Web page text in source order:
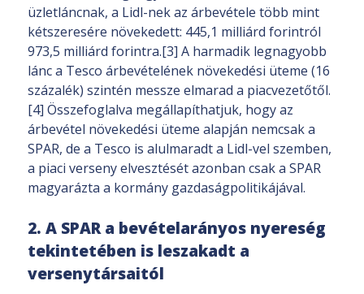
üzletláncnak, a Lidl-nek az árbevétele több mint
kétszeresére növekedett: 445,1 milliárd forintról
973,5 milliárd forintra.[3] A harmadik legnagyobb
lánc a Tesco árbevételének növekedési üteme (16
százalék) szintén messze elmarad a piacvezetőtől.
[4] Összefoglalva megállapíthatjuk, hogy az
árbevétel növekedési üteme alapján nemcsak a
SPAR, de a Tesco is alulmaradt a Lidl-vel szemben,
a piaci verseny elvesztését azonban csak a SPAR
magyarázta a kormány gazdaságpolitikájával.
2. A SPAR a bevételarányos nyereség
tekintetében is leszakadt a
versenytársaitól